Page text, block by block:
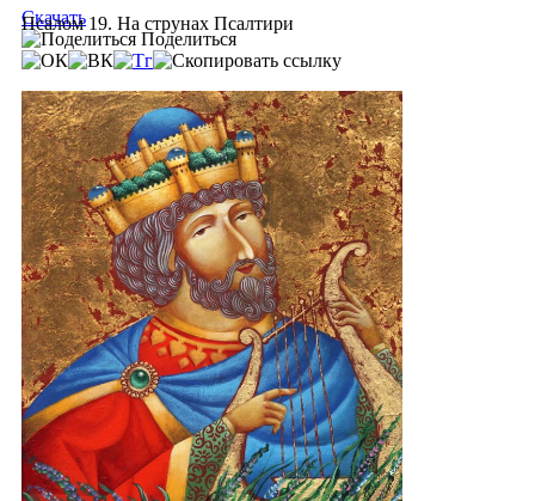
Псалом 19. На струнах Псалтири
Скачать
Поделиться